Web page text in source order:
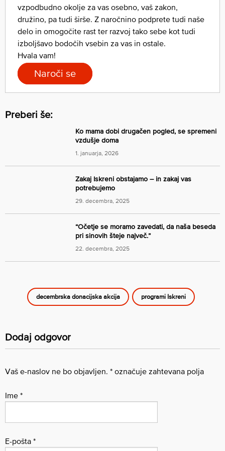
vzpodbudno okolje za vas osebno, vaš zakon,
družino, pa tudi širše. Z naročnino podprete tudi naše
delo in omogočite rast ter razvoj tako sebe kot tudi
izboljšavo bodočih vsebin za vas in ostale.
Hvala vam!
Naroči se
Preberi še:
Ko mama dobi drugačen pogled, se spremeni
vzdušje doma
1. januarja, 2026
Zakaj Iskreni obstajamo – in zakaj vas
potrebujemo
29. decembra, 2025
“Očetje se moramo zavedati, da naša beseda
pri sinovih šteje največ.”
22. decembra, 2025
decembrska donacijska akcija programi Iskreni
Dodaj odgovor
Vaš e-naslov ne bo objavljen. * označuje zahtevana polja
Ime *
E-pošta *